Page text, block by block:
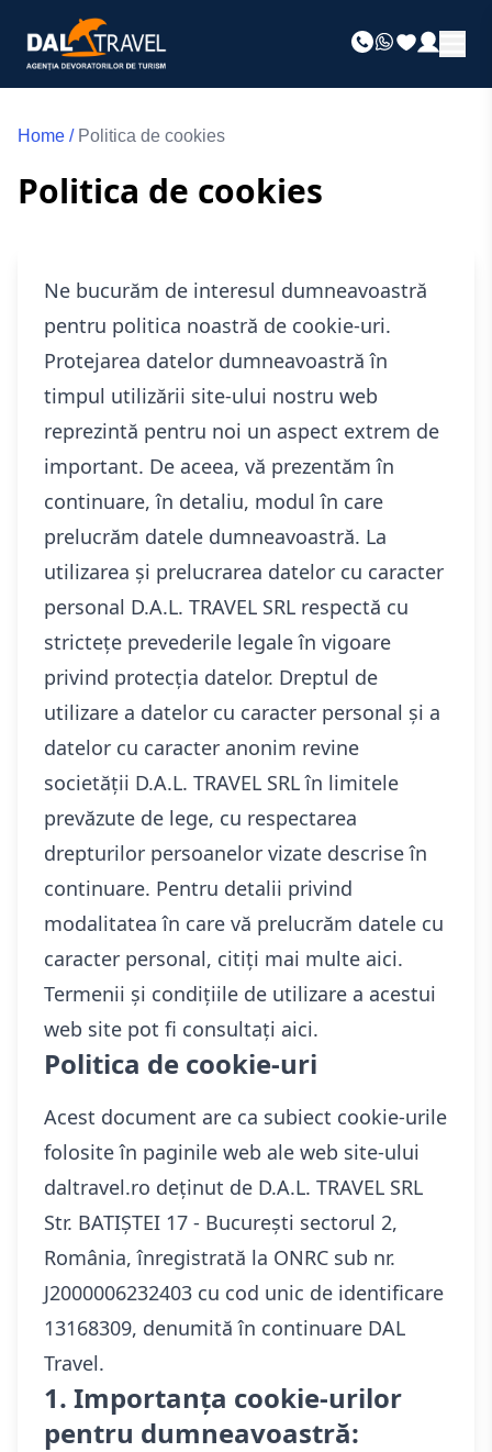
Home / Politica de cookies
Politica de cookies
Ne bucurăm de interesul dumneavoastră
pentru politica noastră de cookie-uri.
Protejarea datelor dumneavoastră în
timpul utilizării site-ului nostru web
reprezintă pentru noi un aspect extrem de
important. De aceea, vă prezentăm în
continuare, în detaliu, modul în care
prelucrăm datele dumneavoastră. La
utilizarea și prelucrarea datelor cu caracter
personal D.A.L. TRAVEL SRL respectă cu
strictețe prevederile legale în vigoare
privind protecția datelor. Dreptul de
utilizare a datelor cu caracter personal și a
datelor cu caracter anonim revine
societății D.A.L. TRAVEL SRL în limitele
prevăzute de lege, cu respectarea
drepturilor persoanelor vizate descrise în
continuare. Pentru detalii privind
modalitatea în care vă prelucrăm datele cu
caracter personal, citiți mai multe aici.
Termenii și condițiile de utilizare a acestui
web site pot fi consultați aici.
Politica de cookie-uri
Acest document are ca subiect cookie-urile
folosite în paginile web ale web site-ului
daltravel.ro deținut de D.A.L. TRAVEL SRL
Str. BATIȘTEI 17 - București sectorul 2,
România, înregistrată la ONRC sub nr.
J2000006232403 cu cod unic de identificare
13168309, denumită în continuare DAL
Travel.
1. Importanța cookie-urilor
pentru dumneavoastră: